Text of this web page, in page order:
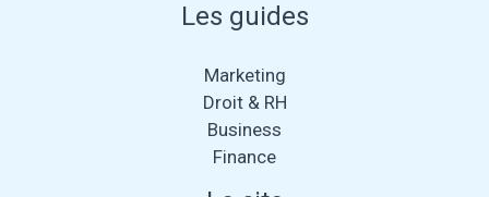
Les guides
Marketing
Droit & RH
Business
Finance